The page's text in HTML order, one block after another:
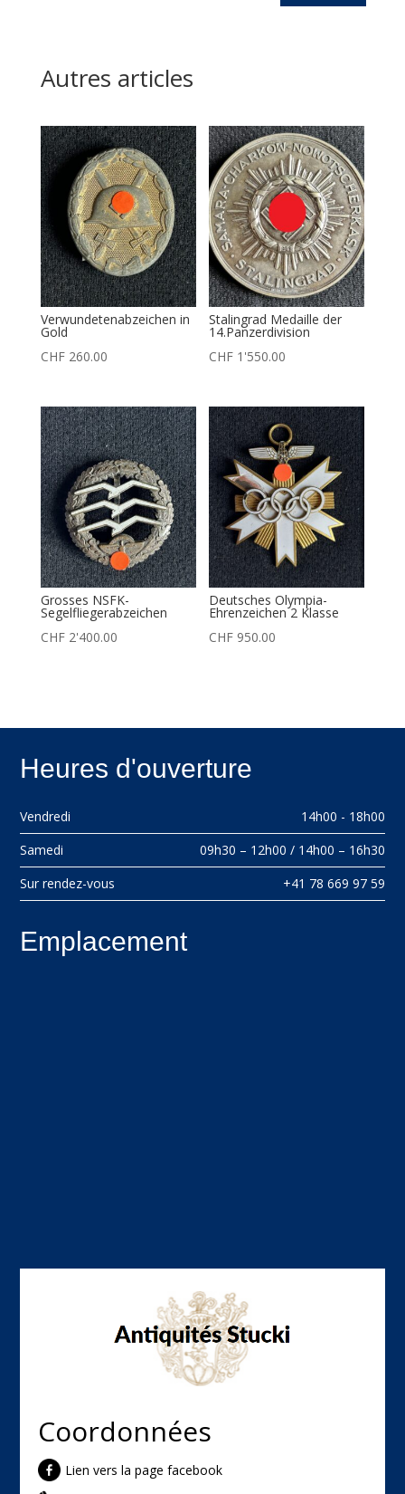
Autres articles
Verwundetenabzeichen in
Gold
CHF260.00
Stalingrad Medaille der
14.Panzerdivision
CHF 1'550.00
Grosses NSFK-
Segelfliegerabzeichen
CHF2'400.00
Deutsches Olympia-
Ehrenzeichen 2 Klasse
CHF 950.00
Heures d'ouverture
Vendredi
14h00 - 18h00
Samedi
09h30 – 12h00 / 14h00 – 16h30
Sur rendez-vous
+41 78 669 97 59
Emplacement
Coordonnées
Lien vers la page facebook